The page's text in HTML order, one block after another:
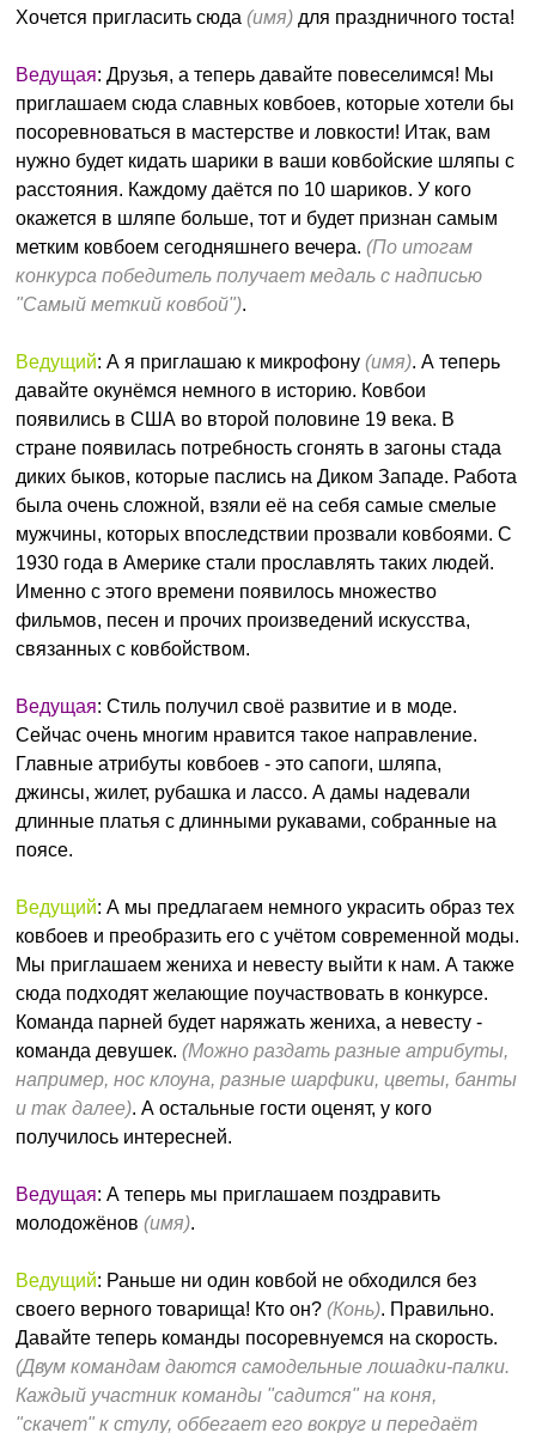
Хочется пригласить сюда(имя) для праздничного тоста!
Ведущая: Друзья, а теперь давайте повеселимся! Мы
приглашаем сюда славных ковбоев, которые хотели бы
посоревноваться в мастерстве и ловкости! Итак, вам
нужно будет кидать шарики в ваши ковбойские шляпы с
расстояния. Каждому даётся по 10 шариков. У кого
окажется в шляпе больше, тот и будет признан самым
метким ковбоем сегодняшнего вечера.(По итогам
конкурса победитель получает медаль с надписью
"Самый меткий ковбой").
Ведущий: А я приглашаю к микрофону(имя). А теперь
давайте окунёмся немного в историю. Ковбои
появились в США во второй половине 19 века. В
стране появилась потребность сгонять в загоны стада
диких быков, которые паслись на Диком Западе. Работа
была очень сложной, взяли её на себя самые смелые
мужчины, которых впоследствии прозвали ковбоями. С
1930 года в Америке стали прославлять таких людей.
Именно с этого времени появилось множество
фильмов, песен и прочих произведений искусства,
связанных с ковбойством.
Ведущая: Стиль получил своё развитие и в моде.
Сейчас очень многим нравится такое направление.
Главные атрибуты ковбоев - это сапоги, шляпа,
джинсы, жилет, рубашка и лассо. А дамы надевали
длинные платья с длинными рукавами, собранные на
поясе.
Ведущий: А мы предлагаем немного украсить образ тех
ковбоев и преобразить его с учётом современной моды.
Мы приглашаем жениха и невесту выйти к нам. А также
сюда подходят желающие поучаствовать в конкурсе.
Команда парней будет наряжать жениха, а невесту -
команда девушек.(Можно раздать разные атрибуты,
например, нос клоуна, разные шарфики, цветы, банты
и так далее). А остальные гости оценят, у кого
получилось интересней.
Ведущая: А теперь мы приглашаем поздравить
молодожёнов(имя).
Ведущий: Раньше ни один ковбой не обходился без
своего верного товарища! Кто он?(Конь). Правильно.
Давайте теперь команды посоревнуемся на скорость.
(Двум командам даются самодельные лошадки-палки.
Каждый участник команды "садится" на коня,
"скачет" к стулу, оббегает его вокруг и передаёт